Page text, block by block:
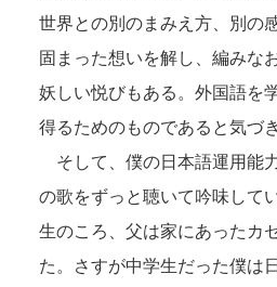
世界との別のまみえ方、別の
固まった想いを解し、編みな
妖しい悦びもある。外国語を
得るためのものであると気づ
そして、僕の日本語運用能
の歌をずっと聴いて吟味して
生のころ、父は家にあったカ
た。さすが中学生だった僕は